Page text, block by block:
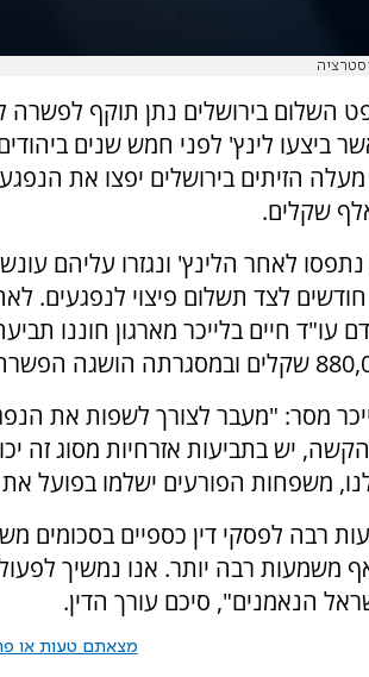
השלום בירושלים נתן תוקף לפשרה
ביצעו לינץ' לפני חמש שנים
הזיתים בירושלים יפצו את
לאחר הלינץ' ונגזרו עליהם
24 ו-33 חודשים לצד תשלום פיצוי לנפגעים.
עו"ד חיים בלייכר מארגון חוננו
מסר: "מעבר לצורך לשפות את
יש בתביעות אזרחיות מסוג זה
משפחות הפורעים ישלמו בפועל
רבה לפסקי דין כספיים בסכומים
משמעות רבה יותר. אנו נמשיך
הנאמנים", סיכם עורך הדין.
מצאתם טעות או